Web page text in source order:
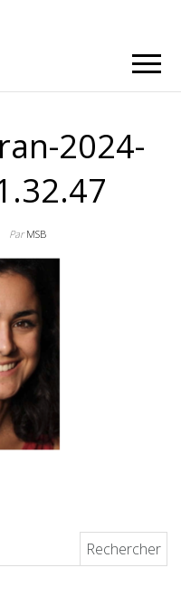
2024-
ParMSB